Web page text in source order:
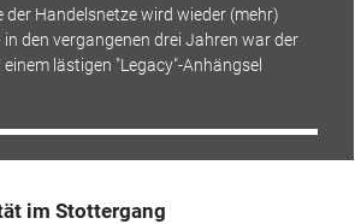
der Handelsnetze wird wieder (mehr)
den vergangenen drei Jahren war der
lästigen "Legacy"-Anhängsel
im Stottergang